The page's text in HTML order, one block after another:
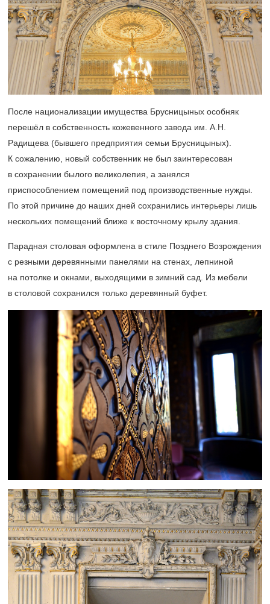
После национализации имущества Брусницыных особняк
перешёл в собственность кожевенного завода им. А.Н.
Радищева (бывшего предприятия семьи Брусницыных).
К сожалению, новый собственник не был заинтересован
в сохранении былого великолепия, а занялся
приспособлением помещений под производственные нужды.
По этой причине до наших дней сохранились интерьеры лишь
нескольких помещений ближе к восточному крылу здания.
Парадная столовая оформлена в стиле Позднего Возрождения
с резными деревянными панелями на стенах, лепниной
на потолке и окнами, выходящими в зимний сад. Из мебели
в столовой сохранился только деревянный буфет.